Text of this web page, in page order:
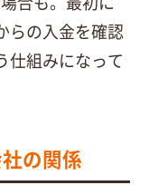
らの入金を確認
仕組みになって
の関係